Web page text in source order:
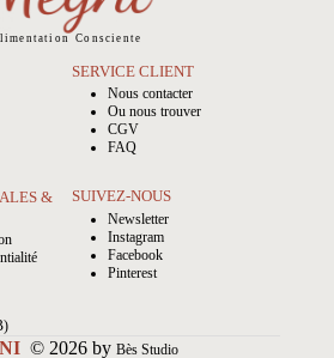
Consciente
SERVICE CLIENT
Nous contacter
Ou nous trouver
CGV
FAQ
&
SUIVEZ-NOUS
Newsletter
Instagram
Facebook
Pinterest
© 2026 by Bès Studio